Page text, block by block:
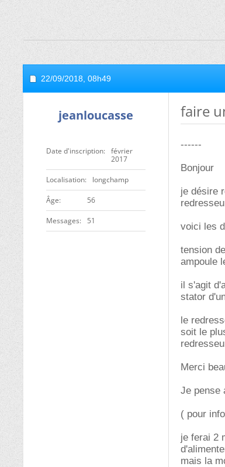
22/09/2018, 08h49
jeanloucasse
Date d'inscription
février
2017
Localisation longchamp
ge 56
Messages 51
faire
------
Bonjour
je désire
voici les
tension
ampoule
il s'agit
stator
le
soit le
Merci
Je pense
( pour
je ferai 2
mais la